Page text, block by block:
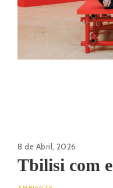
8 de Abril, 2026
Tbilisi com